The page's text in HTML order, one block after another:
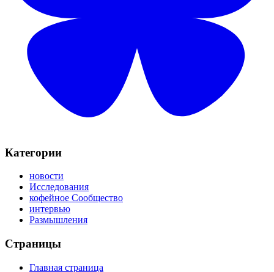
Категории
новости
Исследования
кофейное Сообщество
интервью
Размышления
Страницы
Главная страница